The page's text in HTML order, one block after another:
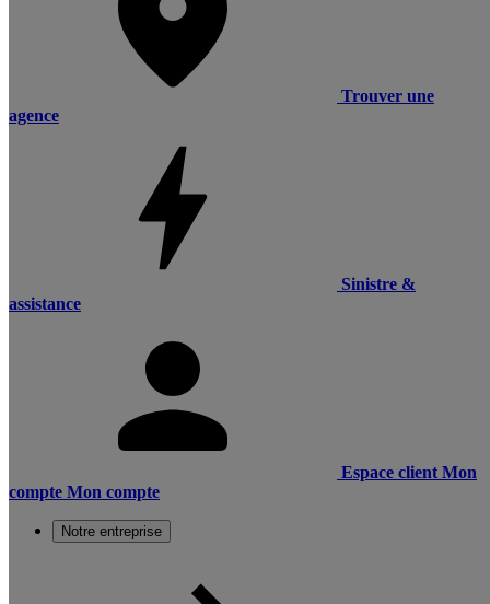
Trouver une
agence
Sinistre &
assistance
Espace client Mon
compte Mon compte
Notre entreprise